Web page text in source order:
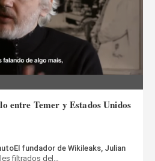
entre Temer y Estados Unidos
fundador de Wikileaks, Julian
filtrados del…